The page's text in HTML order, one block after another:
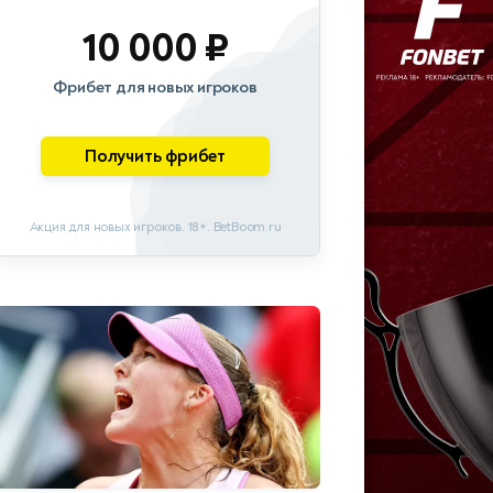
10 000 ₽
Фрибет для новых игроков
Получить фрибет
Акция для новых игроков. 18+. BetBoom.ru